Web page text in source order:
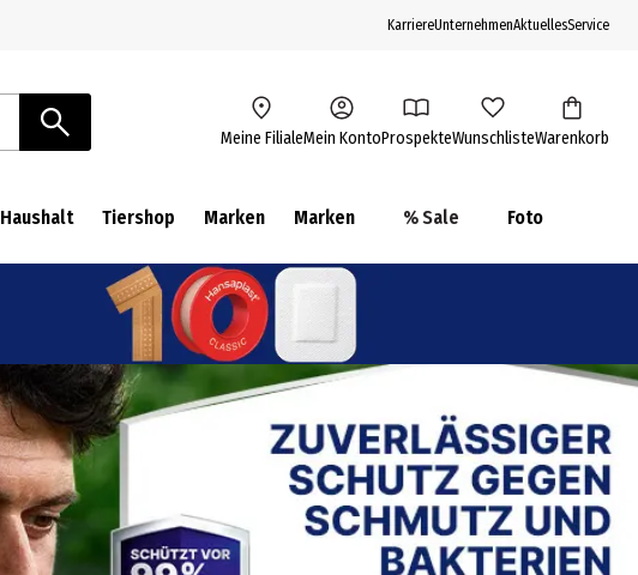
KarriereUnternehmenAktuellesService
Meine FilialeMein KontoProspekteWunschlisteWarenkorb
Haushalt Tiershop Marken Marken % Sale Foto